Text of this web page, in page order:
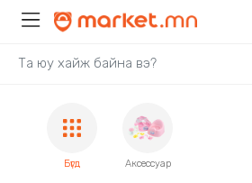
Бүгд Аксессуар